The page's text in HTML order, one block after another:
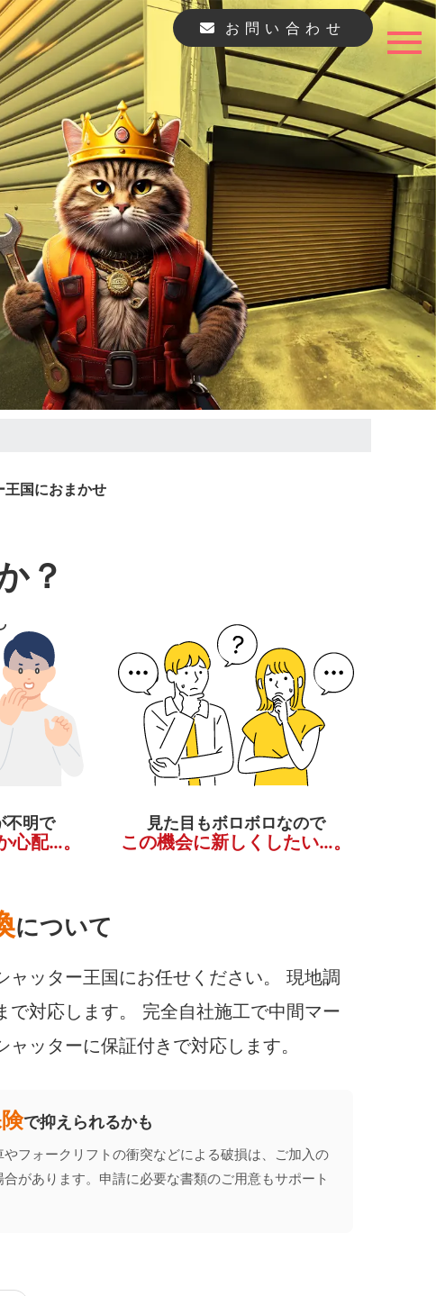
お問い合わせ
王国におまかせ
？
不明で
心配…。
見た目もボロボロなので
この機会に新しくしたい…。
について
ッター王国にお任せください。 現地調
対応します。 完全自社施工で中間マー
ッターに保証付きで対応します。
で抑えられるかも
フォークリフトの衝突などによる破損は、ご加入の
があります。申請に必要な書類のご用意もサポート